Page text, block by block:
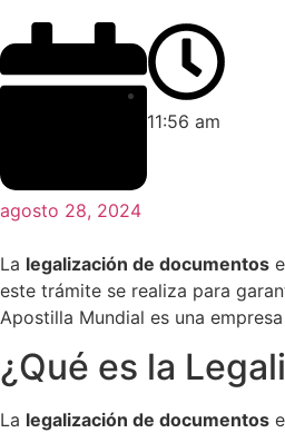
agosto 28, 2024
11:56 am
La legalización de documentos
este trámite se realiza para
Apostilla Mundial es una
¿Qué es la
La legalización de documentos